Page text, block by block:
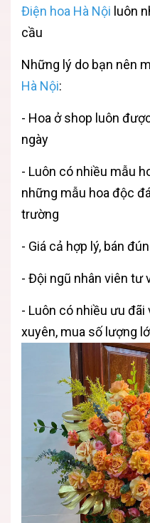
Điện hoa Hà Nội luôn
cầu
Những lý do bạn nên
Hà Nội:
- Hoa ở shop luôn
ngày
- Luôn có nhiều mẫu
những mẫu hoa độc
trường
- Giá cả hợp lý, bán
- Đội ngũ nhân viên tư
- Luôn có nhiều ưu
xuyên, mua số lượng